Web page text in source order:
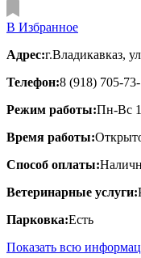
В Избранное
Адрес:г.Владикавказ,
Телефон:8 (918) 705-
Режим работы:Пн-Вс
Время работы:
Способ оплаты:
Ветеринарные услуги:
Парковка:Есть
Показать всю